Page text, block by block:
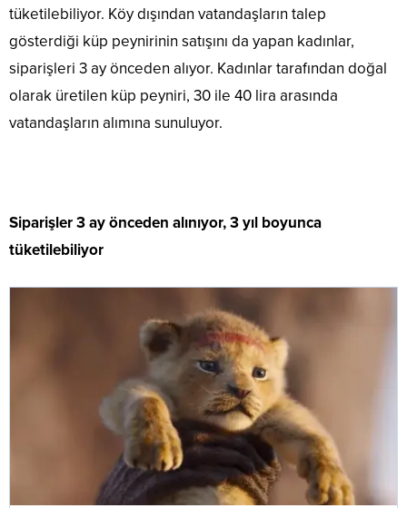
tüketilebiliyor. Köy dışından vatandaşların talep
gösterdiği küp peynirinin satışını da yapan kadınlar,
siparişleri 3 ay önceden alıyor. Kadınlar tarafından doğal
olarak üretilen küp peyniri, 30 ile 40 lira arasında
vatandaşların alımına sunuluyor.
Siparişler 3 ay önceden alınıyor, 3 yıl boyunca
tüketilebiliyor